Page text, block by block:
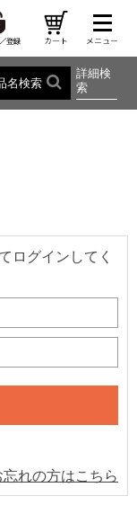
名検索
詳細検
索
ログインしてく
れの方はこちら